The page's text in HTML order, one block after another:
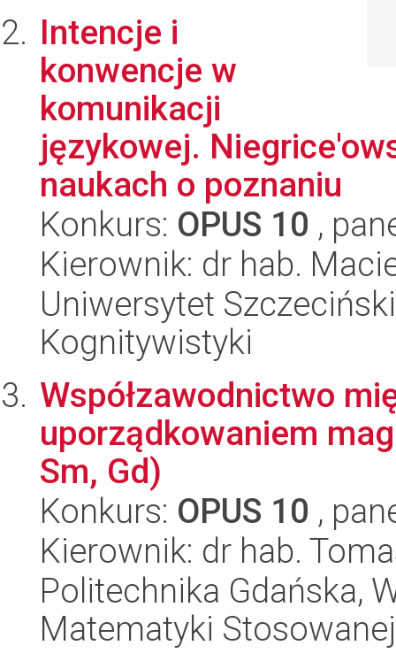
Intencje i
konwencje w
komunikacji
językowej.
naukach o poznaniu
Konkurs: OPUS 10 ,
Kierownik: dr hab.
Uniwersytet
Kognitywistyki
Współzawodnictwo
uporządkowaniem
Sm, Gd)
Konkurs: OPUS 10 ,
Kierownik: dr hab.
Politechnika Gdańska,
Matematyki Stosowanej